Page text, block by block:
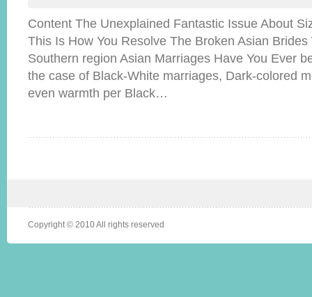
Content The Unexplained Fantastic Issue About
This Is How You Resolve The Broken Asian
Southern region Asian Marriages Have You Ever
the case of Black-White marriages, Dark-colored
even warmth per Black…
Copyright © 2010 All rights reserved